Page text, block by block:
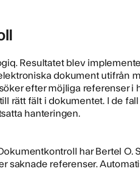
Resultatet blev
dokument utifrån
efter möjliga referenser i
rätt fält i dokumentet. I de
hanteringen.
har Bertel O.
saknade referenser.